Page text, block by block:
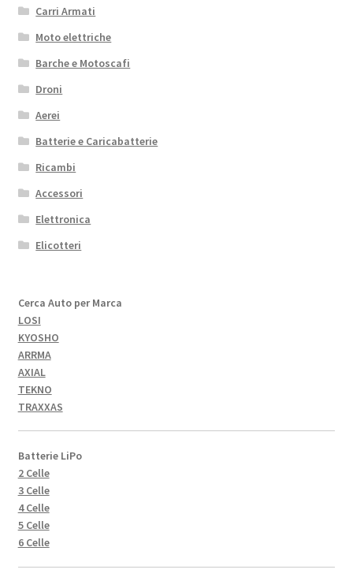
Carri Armati
Moto elettriche
Barche e Motoscafi
Droni
Aerei
Batterie e Caricabatterie
Ricambi
Accessori
Elettronica
Elicotteri
Cerca Auto per Marca
LOSI
KYOSHO
ARRMA
AXIAL
TEKNO
TRAXXAS
Batterie LiPo
2 Celle
3 Celle
4 Celle
5 Celle
6 Celle